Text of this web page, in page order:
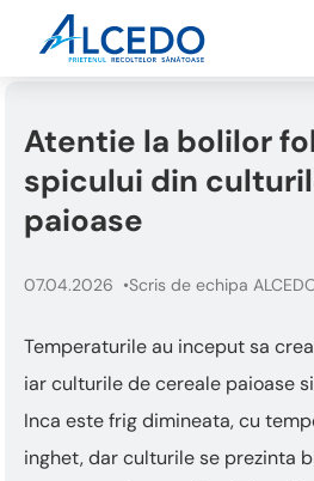
Atentie la bolilor
spicului din
paioase
07.04.2026 Scris de echipa
Temperaturile au inceput sa
iar culturile de cereale paioase
Inca este frig dimineata, cu
inghet, dar culturile se prezinta